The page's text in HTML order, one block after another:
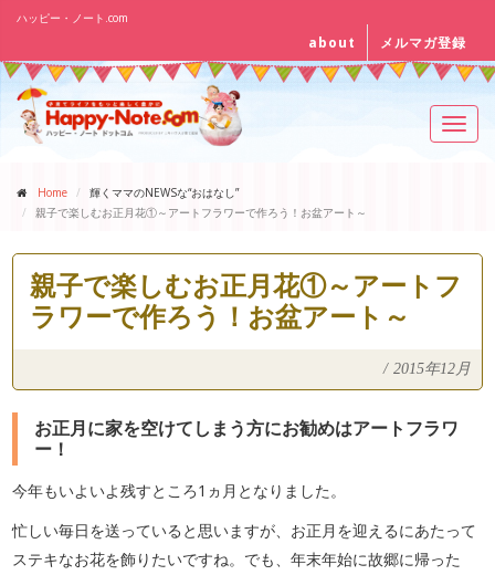
ハッピー・ノート.com
about メルマガ登録
Home
輝くママのNEWSな“おはなし”
親子で楽しむお正月花①～アートフラワーで作ろう！お盆アート～
親子で楽しむお正月花①～アートフ
ラワーで作ろう！お盆アート～
/ 2015年12月
お正月に家を空けてしまう方にお勧めはアートフラワ
ー！
今年もいよいよ残すところ1ヵ月となりました。
忙しい毎日を送っていると思いますが、お正月を迎えるにあたって
ステキなお花を飾りたいですね。でも、年末年始に故郷に帰った